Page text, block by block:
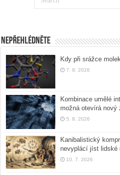
Nepřehlédněte
Kdy při srážce
7. 8. 2026
Kombinace umělé
možná otevírá
5. 8. 2026
Kanibalistický
nevyplácí jíst lidské
10. 7. 2026